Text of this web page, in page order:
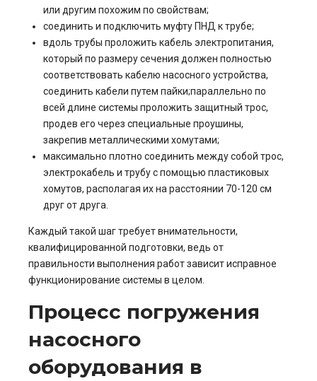
или другим похожим по свойствам;
соединить и подключить муфту ПНД к трубе;
вдоль трубы проложить кабель электропитания,
который по размеру сечения должен полностью
соответствовать кабелю насосного устройства,
соединить кабели путем пайки;параллельно по
всей длине системы проложить защитный трос,
продев его через специальные проушины,
закрепив металлическими хомутами;
максимально плотно соединить между собой трос,
электрокабель и трубу с помощью пластиковых
хомутов, располагая их на расстоянии 70-120 см
друг от друга.
Каждый такой шаг требует внимательности,
квалифицированной подготовки, ведь от
правильности выполнения работ зависит исправное
функционирование системы в целом.
Процесс погружения
насосного
оборудования в